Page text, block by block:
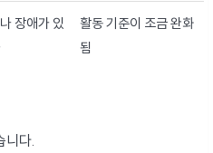
장애가 있
활동 기준이 조금 완화
됨
니다.